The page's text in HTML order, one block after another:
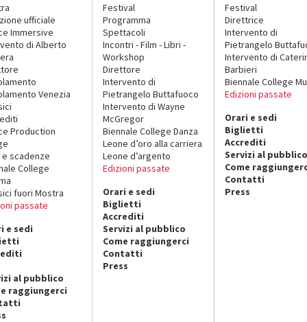
ufficiale
Immersive
di Alberto
Venezia
Production
e scadenze
College
fuori Mostra
passate
e sedi
al pubblico
raggiungerci
Festival
Programma
Spettacoli
Incontri - Film - Libri -
Workshop
Direttore
Intervento di
Pietrangelo Buttafuoco
Intervento di Wayne
McGregor
Biennale College Danza
Leone d’oro alla carriera
Leone d’argento
Edizioni passate
Orari e sedi
Biglietti
Accrediti
Servizi al pubblico
Come raggiungerci
Contatti
Press
Festival
Direttrice
Intervento di
Pietrangelo
Intervento di
Barbieri
Biennale College
Edizioni passate
Orari e sedi
Biglietti
Accrediti
Servizi al pubblico
Come
Contatti
Press